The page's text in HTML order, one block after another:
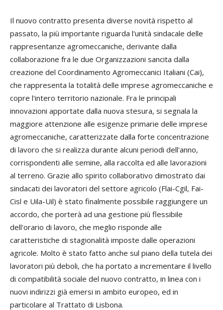
Il nuovo contratto presenta diverse novità rispetto al
passato, la più importante riguarda l'unità sindacale delle
rappresentanze agromeccaniche, derivante dalla
collaborazione fra le due Organizzazioni sancita dalla
creazione del Coordinamento Agromeccanici Italiani (Cai),
che rappresenta la totalità delle imprese agromeccaniche e
copre l'intero territorio nazionale. Fra le principali
innovazioni apportate dalla nuova stesura, si segnala la
maggiore attenzione alle esigenze primarie delle imprese
agromeccaniche, caratterizzate dalla forte concentrazione
di lavoro che si realizza durante alcuni periodi dell'anno,
corrispondenti alle semine, alla raccolta ed alle lavorazioni
al terreno. Grazie allo spirito collaborativo dimostrato dai
sindacati dei lavoratori del settore agricolo (Flai-Cgil, Fai-
Cisl e Uila-Uil) è stato finalmente possibile raggiungere un
accordo, che porterà ad una gestione più flessibile
dell'orario di lavoro, che meglio risponde alle
caratteristiche di stagionalità imposte dalle operazioni
agricole. Molto è stato fatto anche sul piano della tutela dei
lavoratori più deboli, che ha portato a incrementare il livello
di compatibilità sociale del nuovo contratto, in linea con i
nuovi indirizzi già emersi in ambito europeo, ed in
particolare al Trattato di Lisbona.